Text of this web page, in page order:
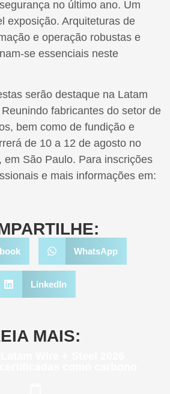
no último ano. Um
exposição. Arquiteturas de
e operação robustas e
se essenciais neste
serão destaque na Latam
fabricantes do setor de
bem como de fundição e
de 10 a 12 de agosto no
em São Paulo. Para inscrições
e mais informações em:
WhatsApp
LinkedIn
MAIS: